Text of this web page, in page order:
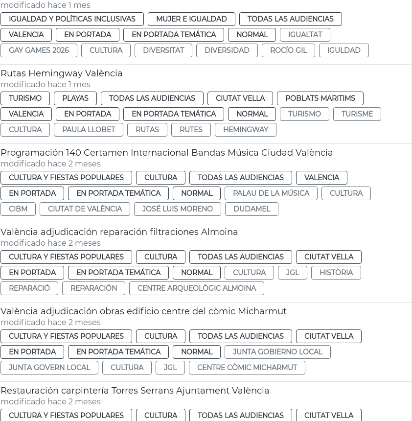
modificado hace 1 mes
IGUALDAD Y POLÍTICAS INCLUSIVAS MUJER E IGUALDAD
TODAS LAS AUDIENCIAS
VALENCIA
EN PORTADA EN PORTADA TEMÁTICA NORMAL
IGUALTAT
GAY GAMES 2026
CULTURA DIVERSITAT DIVERSIDAD ROCÍO GIL IGULDAD
Rutas Hemingway València
modificado hace 1 mes
TURISMO PLAYAS TODAS LAS AUDIENCIAS CIUTAT VELLA
POBLATS MARITIMS
VALENCIA
EN PORTADA EN PORTADA TEMÁTICA NORMAL TURISMO
TURISME
CULTURA
PAULA LLOBET RUTAS RUTES HEMINGWAY
Programación 140 Certamen Internacional Bandas Música Ciudad València
modificado hace 2 meses
CULTURA Y FIESTAS POPULARES CULTURA TODAS LAS AUDIENCIAS
VALENCIA
EN PORTADA
EN PORTADA TEMÁTICA NORMAL PALAU DE LA MÚSICA
CULTURA
CIBM
CIUTAT DE VALÈNCIA JOSÉ LUIS MORENO DUDAMEL
València adjudicación reparación filtraciones Almoina
modificado hace 2 meses
CULTURA Y FIESTAS POPULARES CULTURA TODAS LAS AUDIENCIAS
CIUTAT VELLA
EN PORTADA
EN PORTADA TEMÁTICA NORMAL CULTURA JGL
HISTÒRIA
REPARACIÓ
REPARACIÓN CENTRE ARQUEOLÒGIC ALMOINA
València adjudicación obras edificio centre del còmic Micharmut
modificado hace 2 meses
CULTURA Y FIESTAS POPULARES CULTURA TODAS LAS AUDIENCIAS
CIUTAT VELLA
EN PORTADA
EN PORTADA TEMÁTICA NORMAL
JUNTA GOBIERNO LOCAL
JUNTA GOVERN LOCAL
CULTURA JGL CENTRE CÒMIC MICHARMUT
Restauración carpintería Torres Serrans Ajuntament València
modificado hace 2 meses
CULTURA Y FIESTAS POPULARES CULTURA TODAS LAS AUDIENCIAS CIUTAT VELLA